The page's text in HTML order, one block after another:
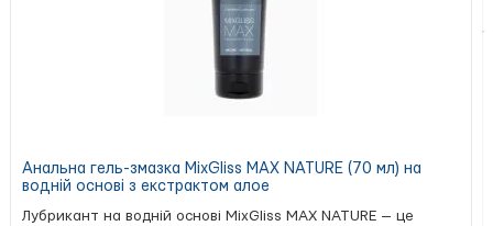
Анальна гель-змазка MixGliss MAX NATURE (70 мл) на
водній основі з екстрактом алое
Лубрикант на водній основі MixGliss MAX NATURE — це